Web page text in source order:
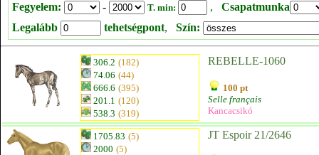
Fegyelem:
- T. min: , Csapatmunka
Legalább
tehetségpont, Szín:
306.2 (182)
74.06 (44)
666.6 (395)
201.1 (120)
538.3 (319)
REBELLE-1060
100 pt
Selle français
Kancacsikó
1705.83 (5)
2000 (5)
JT Espoir 21/2646